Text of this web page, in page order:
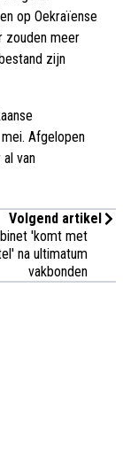
op Oekraïense
zouden meer
zijn
Afgelopen
van
Volgend artikel
'komt met
na ultimatum
vakbonden